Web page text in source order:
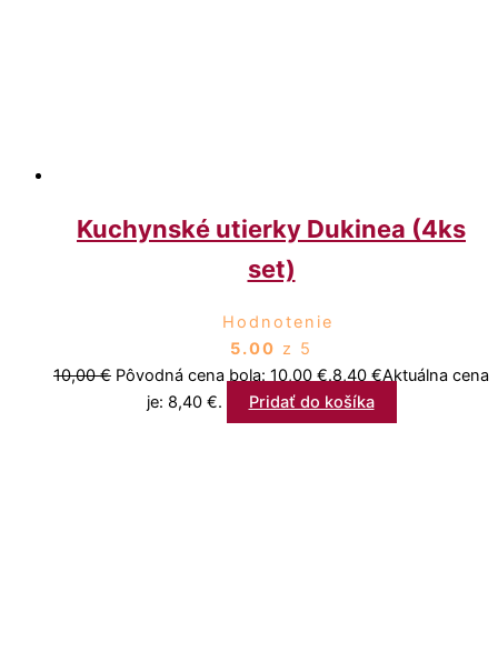
Kuchynské utierky Dukinea (4ks
set)
Hodnotenie
5.00 z 5
10,00€ Pôvodná cena bola: 10,00 €.8,40 €Aktuálna cena
je: 8,40 €.
Pridať do košíka